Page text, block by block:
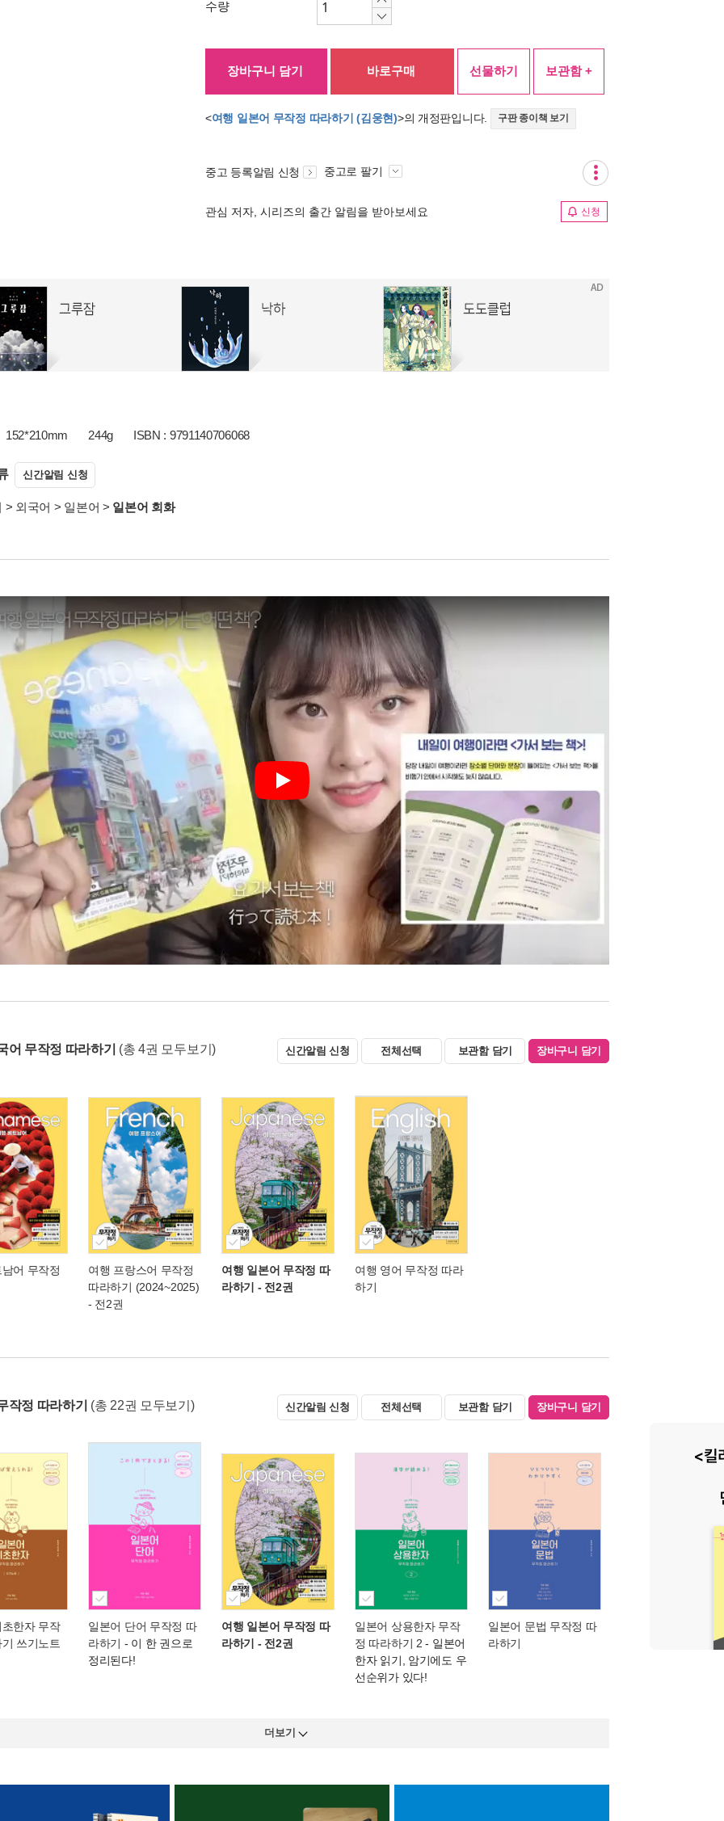
수량
장바구니 담기 바로구매 선물하기 보관함 +
<여행 일본어 무작정 따라하기 (김웅현)>의 개정판입니다. 구판 종이책 보기
중고 등록알림 신청 중고로 팔기
관심 저자, 시리즈의 출간 알림을 받아보세요 신청
152*210mm 244g ISBN : 9791140706068
신간알림 신청
> 외국어 > 일본어 > 일본어 회화
Play
어 무작정 따라하기 (총 4권 모두보기) 신간알림 신청 전체선택 보관함 담기 장바구니 담기
어 무작정
여행 프랑스어 무작정
따라하기 (2024~2025)
- 전2권
여행 일본어 무작정 따
라하기 - 전2권
여행 영어 무작정 따라
하기
작정 따라하기 (총 22권 모두보기) 신간알림 신청 전체선택 보관함 담기 장바구니 담기
한자 무작
쓰기노트
일본어 단어 무작정 따
라하기 - 이 한 권으로
정리된다!
여행 일본어 무작정 따
라하기 - 전2권
일본어 상용한자 무작
정 따라하기 2 - 일본어
한자 읽기, 암기에도 우
선순위가 있다!
일본어 문법 무작정 따
라하기
더보기